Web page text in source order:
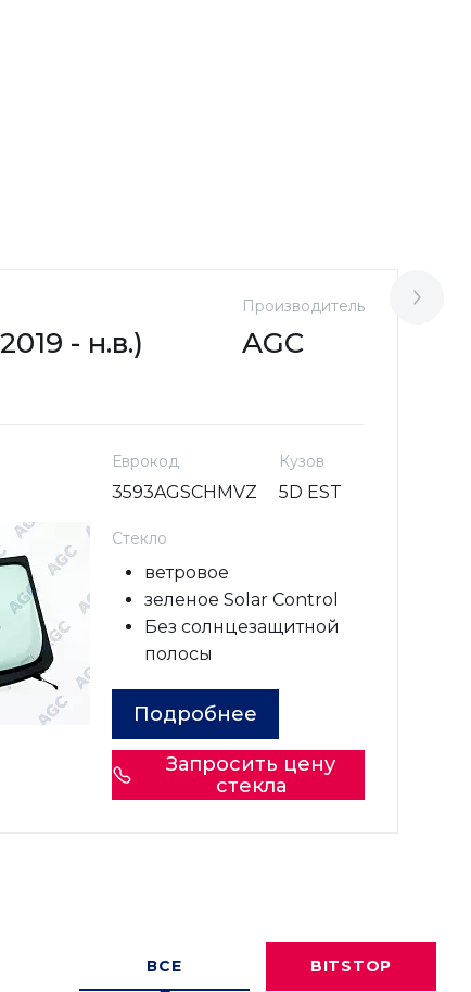
- н.в.)
Производитель
AGC
Еврокод
3593AGSCHMVZ
Кузов
5D EST
Стекло
ветровое
зеленое Solar Control
Без солнцезащитной
полосы
Подробнее
Запросить цену
стекла
ВСЕ BITSTOP